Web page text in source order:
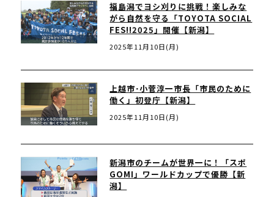
福島潟でヨシ刈りに挑戦！楽しみな
がら自然を守る「TOYOTA SOCIAL
FES!!2025」開催【新潟】
2025年11月10日(月)
上越市･小菅淳一市長「市民のために
働く」初登庁【新潟】
2025年11月10日(月)
新潟市のチームが世界一に！「スポ
GOMI」ワールドカップで優勝【新
潟】